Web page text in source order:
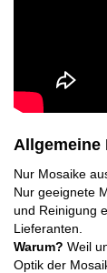
Allgemeine
Nur Mosaike
Nur geeignete
und Reinigung
Lieferanten.
Warum? Weil
Optik der